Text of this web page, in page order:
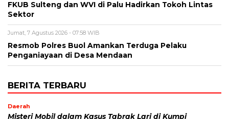
FKUB Sulteng dan WVI di Palu Hadirkan Tokoh Lintas
Sektor
Jumat, 7 Agustus 2026 - 07:58 WIB
Resmob Polres Buol Amankan Terduga Pelaku
Penganiayaan di Desa Mendaan
BERITA TERBARU
Daerah
Misteri Mobil dalam Kasus Tabrak Lari di Kumpi